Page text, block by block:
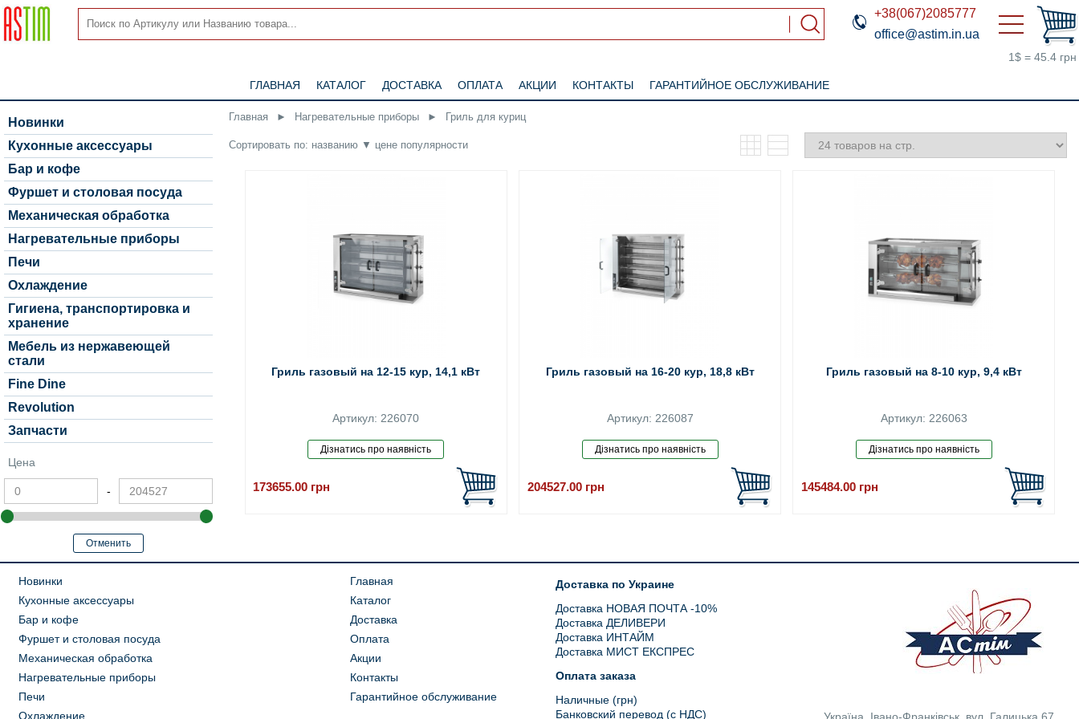
+38(067)2085777
office@astim.in.ua
1$ = 45.4 грн
ГЛАВНАЯ КАТАЛОГ ДОСТАВКА ОПЛАТА АКЦИИ КОНТАКТЫ ГАРАНТИЙНОЕ ОБСЛУЖИВАНИЕ
Новинки
Кухонные аксессуары
Бар и кофе
Фуршет и столовая посуда
Механическая обработка
Нагревательные приборы
Печи
Охлаждение
Гигиена, транспортировка и
хранение
Мебель из нержавеющей
стали
Fine Dine
Revolution
Запчасти
Цена
-
Главная ► Нагревательные приборы ► Гриль для куриц
Сортировать по: названию ▼ цене популярности
Гриль газовый на 12-15 кур, 14,1 кВт
Артикул: 226070
173655.00 грн
Гриль газовый на 16-20 кур, 18,8 кВт
Артикул: 226087
204527.00 грн
Гриль газовый на 8-10 кур, 9,4 кВт
Артикул: 226063
145484.00 грн
Новинки
Кухонные аксессуары
Бар и кофе
Фуршет и столовая посуда
Механическая обработка
Нагревательные приборы
Печи
Охлаждение
Главная
Каталог
Доставка
Оплата
Акции
Контакты
Гарантийное обслуживание
Доставка по Украине
Доставка НОВАЯ ПОЧТА -10%
Доставка ДЕЛИВЕРИ
Доставка ИНТАЙМ
Доставка МИСТ ЕКСПРЕС
Оплата заказа
Наличные (грн)
Банковский перевод (с НДС)